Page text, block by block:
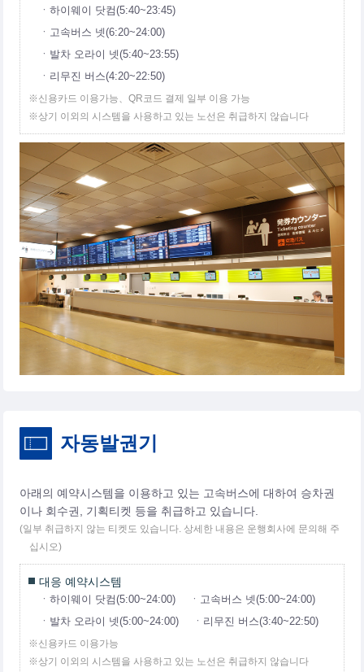
ㆍ하이웨이 닷컴(5:40~23:45)
ㆍ고속버스 넷(6:20~24:00)
ㆍ발차 오라이 넷(5:40~23:55)
ㆍ리무진 버스(4:20~22:50)
※신용카드 이용가능、QR코드 결제 일부 이용 가능
※상기 이외의 시스템을 사용하고 있는 노선은 취급하지 않습니다
자동발권기
아래의 예약시스템을 이용하고 있는 고속버스에 대하여 승차권
이나 회수권, 기획티켓 등을 취급하고 있습니다.
(일부 취급하지 않는 티켓도 있습니다. 상세한 내용은 운행회사에 문의해 주
십시오)
대응 예약시스템
ㆍ하이웨이 닷컴(5:00~24:00)
ㆍ고속버스 넷(5:00~24:00)
ㆍ발차 오라이 넷(5:00~24:00)
ㆍ리무진 버스(3:40~22:50)
※신용카드 이용가능
※상기 이외의 시스템을 사용하고 있는 노선은 취급하지 않습니다